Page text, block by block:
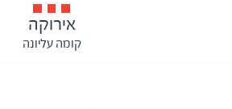
אירוקה
קומה עליונה